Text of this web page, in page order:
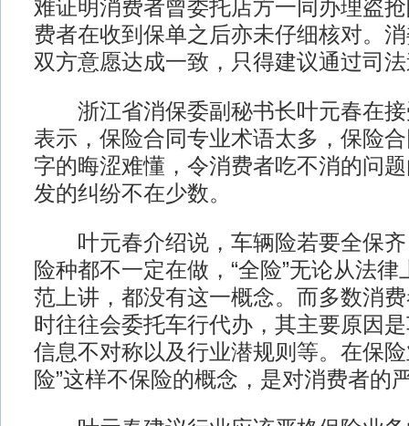
难证明消费者曾委托店方一同办理盗
费者在收到保单之后亦未仔细核对。
双方意愿达成一致，只得建议通过司
浙江省消保委副秘书长叶元春在接
表示，保险合同专业术语太多，保险
字的晦涩难懂，令消费者吃不消的问
发的纠纷不在少数。
叶元春介绍说，车辆险若要全保齐
险种都不一定在做，“全险”无论从法
范上讲，都没有这一概念。而多数消
时往往会委托车行代办，其主要原因
信息不对称以及行业潜规则等。在保
险”这样不保险的概念，是对消费者的